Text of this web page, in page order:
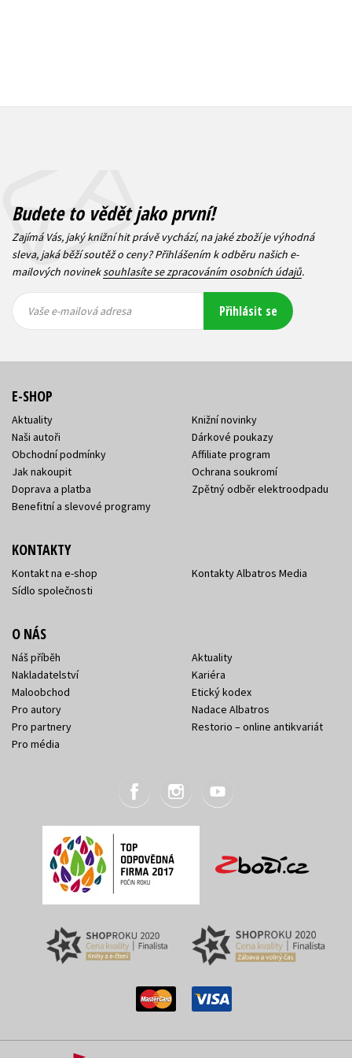
Budete to vědět jako první!
Zajímá Vás, jaký knižní hit právě vychází, na jaké zboží je výhodná
sleva, jaká běží soutěž o ceny? Přihlášením k odběru našich e-
mailových novineksouhlasíte se zpracováním osobních údajů.
mailová
mailová
Vaše e-mailová adresa Přihlásit se
E-SHOP
Aktuality
Naši autoři
Obchodní podmínky
Jak nakoupit
Doprava a platba
Benefitní a slevové programy
Knižní novinky
Dárkové poukazy
Affiliate program
Ochrana soukromí
Zpětný odběr elektroodpadu
KONTAKTY
Kontakt na e-shop
Sídlo společnosti
Kontakty Albatros Media
O NÁS
Náš příběh
Nakladatelství
Maloobchod
Pro autory
Pro partnery
Pro média
Aktuality
Kariéra
Etický kodex
Nadace Albatros
Restorio – online antikvariát